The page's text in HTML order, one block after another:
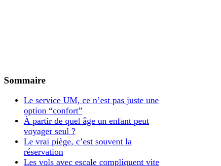
Sommaire
Le service UM, ce n’est pas juste une
option “confort”
À partir de quel âge un enfant peut
voyager seul ?
Le vrai piège, c’est souvent la
réservation
Les vols avec escale compliquent vite